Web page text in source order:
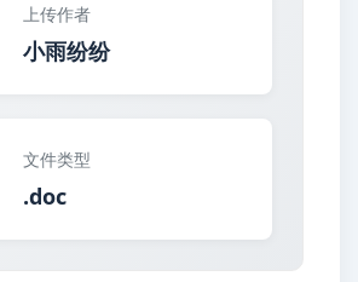
上传作者
小雨纷纷
文件类型
.doc